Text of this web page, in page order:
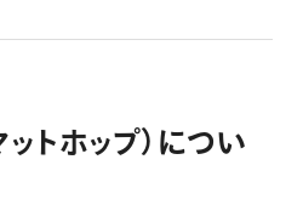
ッ トホップ） につい